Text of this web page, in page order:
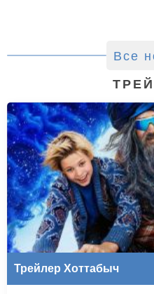
Все
Трейлер Хоттабыч